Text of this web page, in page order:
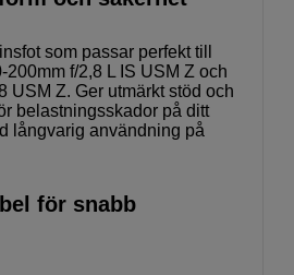
som passar perfekt till
f/2,8 L IS USM Z och
USM Z. Ger utmärkt stöd och
belastningsskador på ditt
långvarig användning på
för snabb